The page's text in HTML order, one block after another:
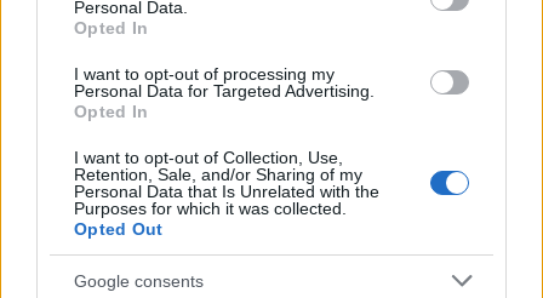
Personal Data.
Opted In
I want to opt-out of processing my
Personal Data for Targeted Advertising.
Opted In
I want to opt-out of Collection, Use,
Retention, Sale, and/or Sharing of my
Personal Data that Is Unrelated with the
Purposes for which it was collected.
Opted Out
Google consents